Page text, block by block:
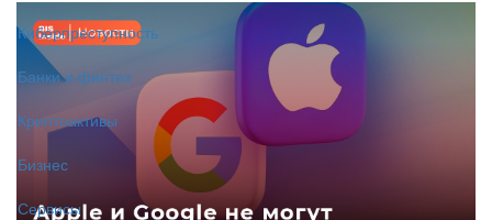
Киберпреступность
Банки и финтех
Криптоактивы
Бизнес
Сервисы